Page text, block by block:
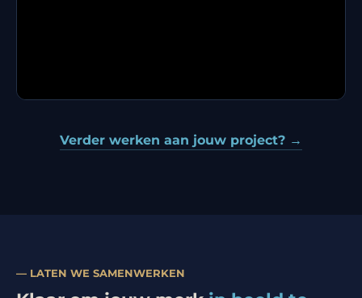
Verder werken aan jouw project? →
— LATEN WE SAMENWERKEN